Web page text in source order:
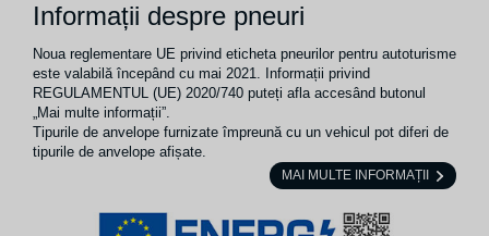
Informații despre pneuri
Noua reglementare UE privind eticheta pneurilor pentru autoturisme
este valabilă începând cu mai 2021. Informații privind
REGULAMENTUL (UE) 2020/740 puteți afla accesând butonul
„Mai multe informații”.
Tipurile de anvelope furnizate împreună cu un vehicul pot diferi de
tipurile de anvelope afișate.
MAI MULTE INFORMAȚII